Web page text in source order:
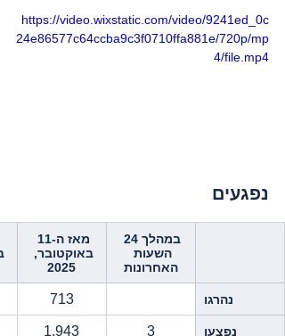
https://video.wixstatic.com/video/9241ed_0c
24e86577c64ccba9c3f0710ffa881e/720p/mp
4/file.mp4
נפגעים
השעות
האחרונות
באוקטובר,
2025
נהרגו 713
נפצעו 3
1,943